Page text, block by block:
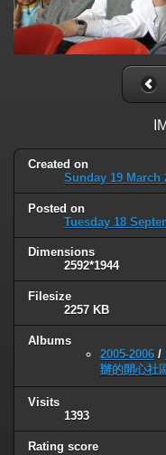
Created on
Sunday 19 March
Posted on
Tuesday 18
Dimensions
2592*1944
Filesize
2257 KB
Albums
2005-2006 /
辦的開心社
Visits
1393
Rating score